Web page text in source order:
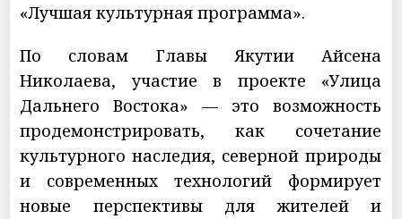
«Лучшая культурная программа».
По словам Главы Якутии Айсена
Николаева, участие в проекте «Улица
Дальнего Востока» — это возможность
продемонстрировать, как сочетание
культурного наследия, северной природы
и современных технологий формирует
новые перспективы для жителей и